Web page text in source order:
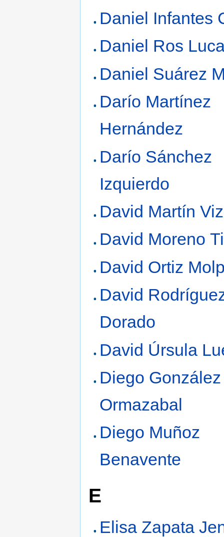
Daniel Infantes
Daniel Ros
Daniel Suárez
Darío Martínez
Hernández
Darío Sánchez
Izquierdo
David Martín
David Moreno
David Ortiz
David
Dorado
David Úrsula
Diego González
Ormazabal
Diego Muñoz
Benavente
E
Elisa Zapata